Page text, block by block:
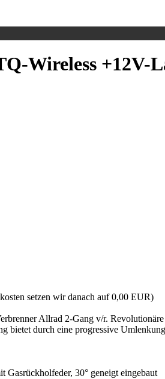
Wireless +12V-
setzen wir danach auf 0,00 EUR)
Allrad 2-Gang v/r.
bietet durch eine progressive
Gasrückholfeder, 30° geneigt eingebaut